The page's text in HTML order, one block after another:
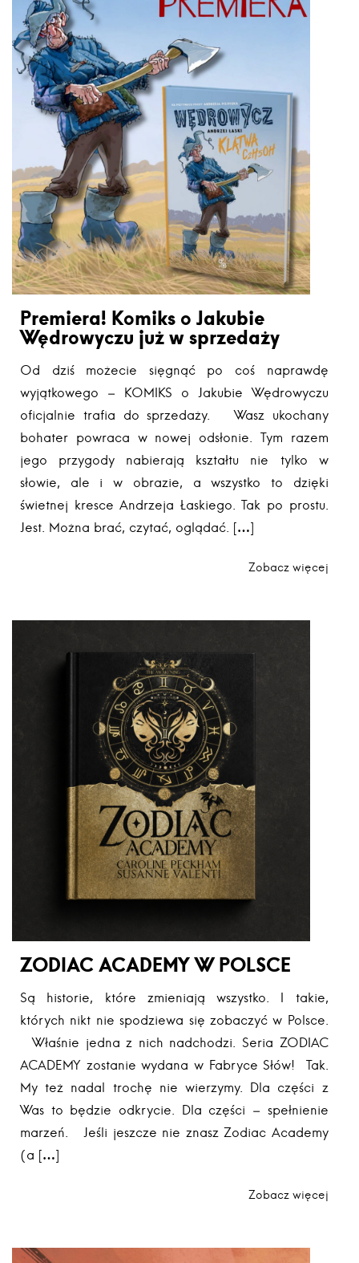
Premiera! Komiks o Jakubie
Wędrowyczu już w sprzedaży
Od dziś możecie sięgnąć po coś naprawdę
wyjątkowego – KOMIKS o Jakubie Wędrowyczu
oficjalnie trafia do sprzedaży. Wasz ukochany
bohater powraca w nowej odsłonie. Tym razem
jego przygody nabierają kształtu nie tylko w
słowie, ale i w obrazie, a wszystko to dzięki
świetnej kresce Andrzeja Łaskiego. Tak po prostu.
Jest. Można brać, czytać, oglądać. […]
Zobacz więcej
ZODIAC ACADEMY W POLSCE
Są historie, które zmieniają wszystko. I takie,
których nikt nie spodziewa się zobaczyć w Polsce.
Właśnie jedna z nich nadchodzi. Seria ZODIAC
ACADEMY zostanie wydana w Fabryce Słów! Tak.
My też nadal trochę nie wierzymy. Dla części z
Was to będzie odkrycie. Dla części – spełnienie
marzeń. Jeśli jeszcze nie znasz Zodiac Academy
(a […]
Zobacz więcej